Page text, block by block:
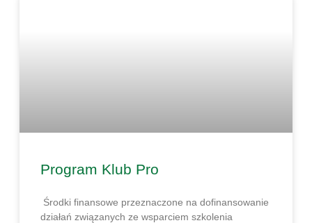
Program Klub Pro
Środki finansowe przeznaczone na dofinansowanie
działań związanych ze wsparciem szkolenia